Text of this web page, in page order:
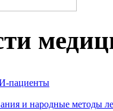
пациенты
и народные методы